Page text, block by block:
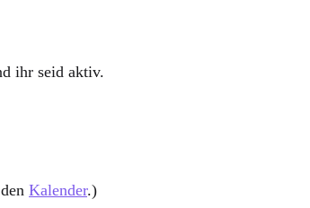
ihr seid aktiv.
Kalender.)